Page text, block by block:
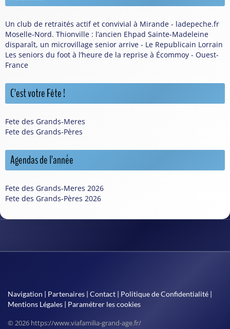
Un club de retraités actif et convivial à Mirande - ladepeche.fr
Moselle-Nord. Thionville : l’ancien Ehpad Sainte-Madeleine
disparaît, un microvillage senior arrive - Le Republicain Lorrain
Les seniors du foot à l’heure de la reprise à Écommoy - Ouest-
France
C'est votre Fête !
Fete des Grands-Meres
Fete des Grands-Pères
Agendas de l'année
Fete des Grands-Meres 2026
Fete des Grands-Pères 2026
Navigation | Partenaires | Contact | Politique de Confidentialité |
Mentions Légales | Paramétrer les cookies
© 2026 https://www.viafamilia-grand-age.fr/